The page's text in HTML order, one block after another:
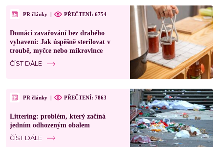
PR články | PŘEČTENÍ: 6754
Domácí zavařování bez drahého
vybavení: Jak úspěšně sterilovat v
troubě, myčce nebo mikrovlnce
ČÍST DÁLE
PR články | PŘEČTENÍ: 7863
Littering: problém, který začíná
jedním odhozeným obalem
ČÍST DÁLE